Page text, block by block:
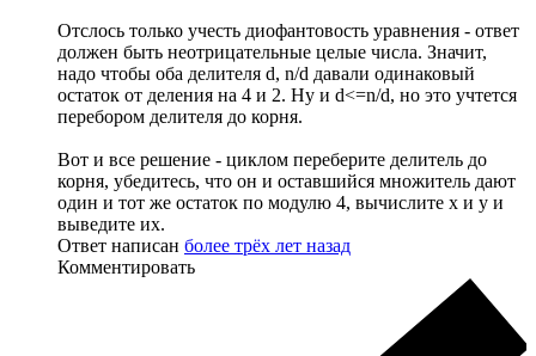
Отслось только учесть диофантовость уравнения - ответ
должен быть неотрицательные целые числа. Значит,
надо чтобы оба делителя d, n/d давали одинаковый
остаток от деления на 4 и 2. Ну и d<=n/d, но это учтется
перебором делителя до корня.
Вот и все решение - циклом переберите делитель до
корня, убедитесь, что он и оставшийся множитель дают
один и тот же остаток по модулю 4, вычислите x и y и
выведите их.
Ответ написан более трёх лет назад
Комментировать